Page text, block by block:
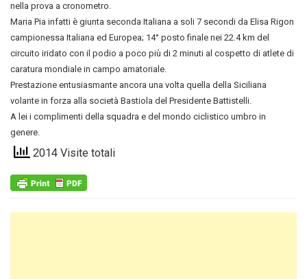
nella prova a cronometro.
Maria Pia infatti è giunta seconda Italiana a soli 7 secondi da Elisa Rigon
campionessa Italiana ed Europea; 14° posto finale nei 22.4 km del
circuito iridato con il podio a poco più di 2 minuti al cospetto di atlete di
caratura mondiale in campo amatoriale.
Prestazione entusiasmante ancora una volta quella della Siciliana
volante in forza alla società Bastiola del Presidente Battistelli.
A lei i complimenti della squadra e del mondo ciclistico umbro in
genere.
2014 Visite totali